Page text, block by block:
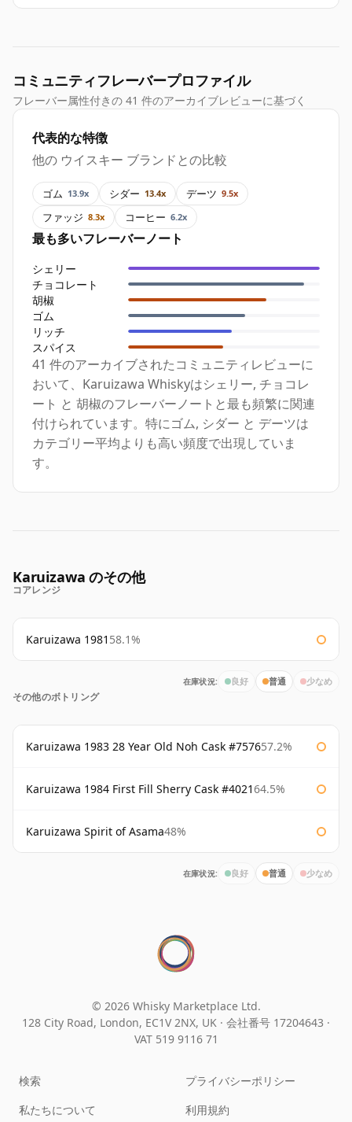
コミュニティフレーバープロファイル
フレーバー属性付きの 41 件のアーカイブレビューに基づく
代表的な特徴
他の ウイスキー ブランドとの比較
ゴム 13.9x シダー 13.4x デーツ 9.5x
ファッジ 8.3x コーヒー 6.2x
最も多いフレーバーノート
シェリー
チョコレート
胡椒
ゴム
リッチ
スパイス
41 件のアーカイブされたコミュニティレビューに
おいて、Karuizawa Whiskyはシェリー, チョコレ
ート と 胡椒のフレーバーノートと最も頻繁に関連
付けられています。特にゴム, シダー と デーツは
カテゴリー平均よりも高い頻度で出現していま
す。
Karuizawa のその他
コアレンジ
Karuizawa 1981 58.1%
在庫状況: 良好 普通 少なめ
その他のボトリング
Karuizawa 1983 28 Year Old Noh Cask #757657.2%
Karuizawa 1984 First Fill Sherry Cask #402164.5%
Karuizawa Spirit of Asama48%
在庫状況: 良好 普通 少なめ
© 2026 Whisky Marketplace Ltd.
128 City Road, London, EC1V 2NX, UK · 会社番号 17204643 ·
VAT 519 9116 71
検索
私たちについて
プライバシーポリシー
利用規約